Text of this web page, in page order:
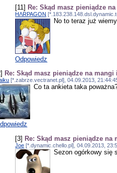
[11] Re: Skąd masz pieniądze
HΛRPAGON
No to teraz już
Odpowiedz
Re: Skąd masz pieniądze na mangi
[*.zabrze.vectranet.pl], 04.09.2013,
Co ta ankieta taka
[3] Re: Skąd masz pieniądze na
Joe [*.dynamic.chello.pl], 04.09.2013,
Sezon ogórkowy się